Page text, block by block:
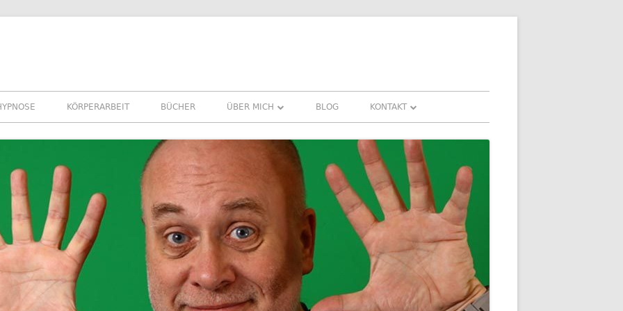
KÖRPERARBEIT BÜCHER ÜBER MICH
REFERENZEN ERFAHRUNGEN UND
NEWSLETTER
BLOG KONTAKT
DOWNLOADS
FAQ
DATENSCHUTZ
IMPRESSUM